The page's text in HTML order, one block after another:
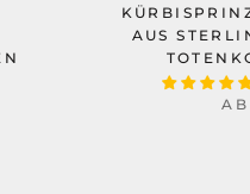
AUS
AB